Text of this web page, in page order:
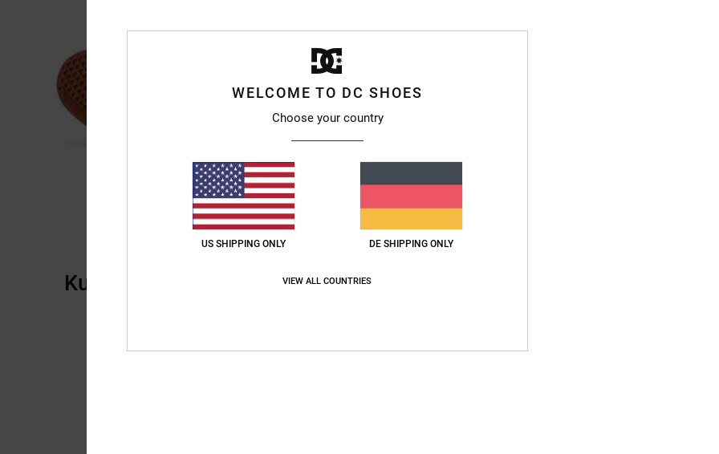
Kundenbewertungen
WELCOME TO DC SHOES
Choose your country
US SHIPPING ONLY DE SHIPPING ONLY
VIEW ALL COUNTRIES